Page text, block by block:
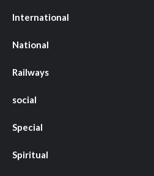
International
National
Railways
social
Special
Spiritual